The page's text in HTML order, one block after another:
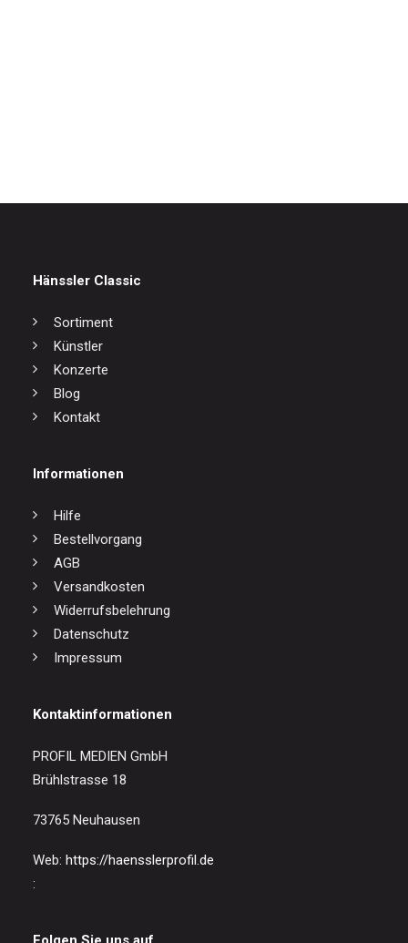
Hänssler Classic
Sortiment
Künstler
Konzerte
Blog
Kontakt
Informationen
Hilfe
Bestellvorgang
AGB
Versandkosten
Widerrufsbelehrung
Datenschutz
Impressum
Kontaktinformationen
PROFIL MEDIEN GmbH
Brühlstrasse 18
73765 Neuhausen
Web: https://haensslerprofil.de
: